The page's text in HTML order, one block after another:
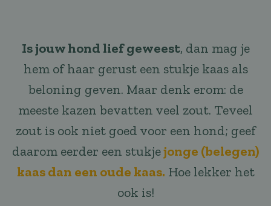
Is jouw hond lief geweest, dan mag je
hem of haar gerust een stukje kaas als
beloning geven. Maar denk erom: de
meeste kazen bevatten veel zout. Teveel
zout is ook niet goed voor een hond; geef
daarom eerder een stukjejonge (belegen)
kaas dan een oude kaas. Hoe lekker het
ook is!